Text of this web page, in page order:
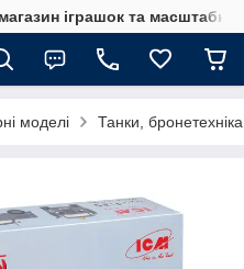
іграшок та
моделі Танки,